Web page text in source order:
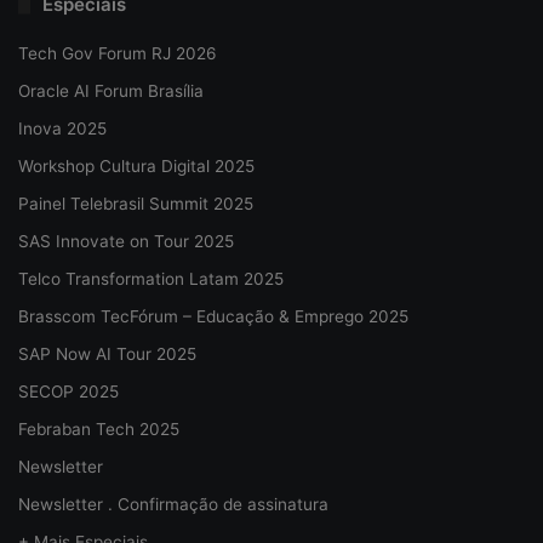
Especiais
Tech Gov Forum RJ 2026
Oracle AI Forum Brasília
Inova 2025
Workshop Cultura Digital 2025
Painel Telebrasil Summit 2025
SAS Innovate on Tour 2025
Telco Transformation Latam 2025
Brasscom TecFórum – Educação & Emprego 2025
SAP Now AI Tour 2025
SECOP 2025
Febraban Tech 2025
Newsletter
Newsletter . Confirmação de assinatura